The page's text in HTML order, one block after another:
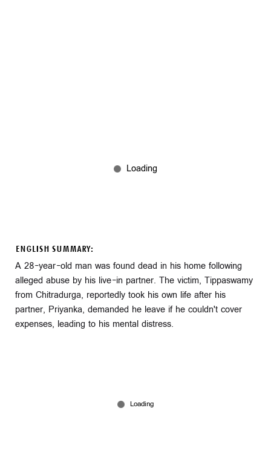
ENGLISH SUMMARY:
A 28-year-old man was found dead in his home following
alleged abuse by his live-in partner. The victim, Tippaswamy
from Chitradurga, reportedly took his own life after his
partner, Priyanka, demanded he leave if he couldn't cover
expenses, leading to his mental distress.